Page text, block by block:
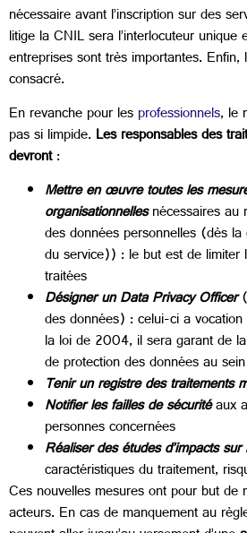
nécessaire avant l’inscription sur des
litige la CNIL sera l’interlocuteur
entreprises sont très importantes. Enfin,
consacré.
En revanche pour lesprofessionnels, le
pas si limpide.Les responsables des
devront:
Mettre en œuvre toutes les
organisationnellesnécessaires au
des données personnelles (dès
du service)) : le but est de limiter
traitées
Désigner un Data Privacy Officer
des données) : celui-ci a
la loi de 2004, il sera garant de
de protection des données au
Tenir un registre des traitements
Notifier les failles de sécuritéaux
personnes concernées
Réaliser des études d’impacts
caractéristiques du traitement,
Ces nouvelles mesures ont pour but de
acteurs. En cas de manquement au